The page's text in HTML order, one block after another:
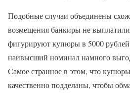
Подобные случаи объединены
возмещения банкиры не
фигурируют купюры в 5000
наивысший номинал намного
Самое странное в этом, что
качественно подделаны, чтобы